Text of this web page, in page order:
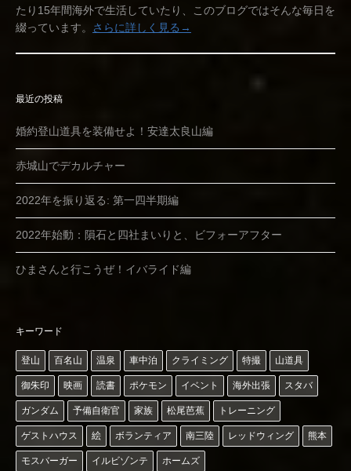
たり15年間海外で生活していたり、このブログではそんな毎日を
綴っています。
さらに詳しく見る→
最近の投稿
婚約登山道具を装備せよ！安達太良山編
赤城山でデカルチャー
2022年を振り返る: 第一四半期編
2022年始動：隕石と四社まいりと、ビフォーアフター
ひまさんと行こうぜ！イバライド編
キーワード
登山 百名山 温泉 車中泊 クライミング 特撮 山道具
御朱印 映画 読書 ポケモン イベント 海外出張 スタバ
ガンダム 予備自衛官 家族 松尾芭蕉 トレーニング
ゲストハウス 絵 ボランティア 南三陸 レッドウィング 熊本
モスバーガー イルビゾンテ ホームズ